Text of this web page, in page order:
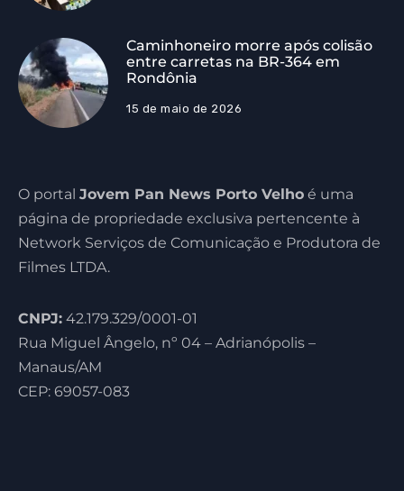
Caminhoneiro morre após colisão
entre carretas na BR-364 em
Rondônia
15 de maio de 2026
O portal Jovem Pan News Porto Velho é uma
página de propriedade exclusiva pertencente à
Network Serviços de Comunicação e Produtora de
Filmes LTDA.
CNPJ: 42.179.329/0001-01
Rua Miguel Ângelo, nº 04 – Adrianópolis –
Manaus/AM
CEP: 69057-083